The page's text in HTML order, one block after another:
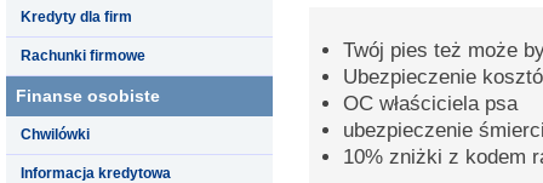
Kredyty dla firm
Rachunki firmowe
Finanse osobiste
Chwilówki
Informacja kredytowa
Twój pies też może
Ubezpieczenie
OC właściciela psa
ubezpieczenie
10% zniżki z kodem